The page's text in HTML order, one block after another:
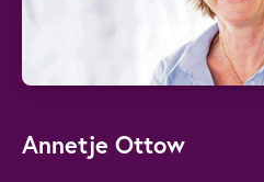
Annetje Ottow